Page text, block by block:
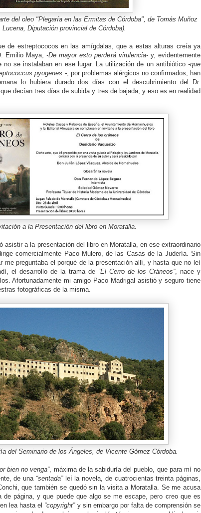
del oleo "Plegaría en las Ermitas de Córdoba", de Tomás Muñoz
Lucena, Diputación provincial de Córdoba).
de estreptococos en las amígdalas, que a estas alturas creía ya
Emilio Maya, -De mayor esto perderá virulencia-y, evidentemente
no se instalaban en ese lugar. La utilización de un antibiótico -que
pyogenes -, por problemas alérgicos no confirmados, han
lo hubiera durado dos días con el descubrimiento del Dr.
decían tres días de subida y tres de bajada, y eso es en realidad
a la Presentación del libro en Moratalla.
asistir a la presentación del libro en Moratalla, en ese extraordinario
comercialmente Paco Mulero, de las Casas de la Judería. Sin
me preguntaba el porqué de la presentación allí, y hasta que no leí
el desarrollo de la trama de “El Cerro de los Cráneos”, nace y
Afortunadamente mi amigo Paco Madrigal asistió y seguro tiene
fotográficas de la misma.
del Seminario de los Ángeles, de Vicente Gómez Córdoba.
bien no venga”, máxima de la sabiduría del pueblo, que para mí no
de una “sentada”leí la novela, de cuatrocientas treinta páginas,
que también se quedó sin la visita a Moratalla. Se me acusa
de página, y que puede que algo se me escape, pero creo que es
lea hasta el “copyright” y sin embargo por falta de comprensión se